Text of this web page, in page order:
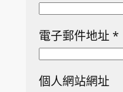
電子郵件地址 *
個人網站網址